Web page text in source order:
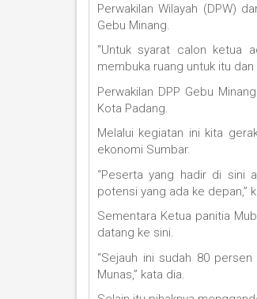
Perwakilan Wilayah (DPW)
Gebu Minang.
“Untuk syarat calon ketua
membuka ruang untuk itu
Perwakilan DPP Gebu
Kota Padang.
Melalui kegiatan ini kita
ekonomi Sumbar.
“Peserta yang hadir di sini
potensi yang ada ke depan,”
Sementara Ketua panitia
datang ke sini.
“Sejauh ini sudah 80
Munas,” kata dia.